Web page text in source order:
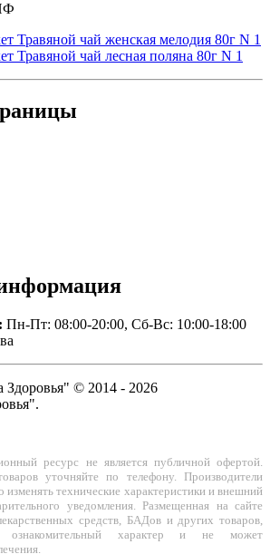
Травяной чай женская мелодия 80г N 1
Травяной чай лесная поляна 80г N 1
Пн-Пт: 08:00-20:00, Сб-Вс: 10:00-18:00
Здоровья" © 2014 - 2026
ресурс не является публичной офертой.
уточняйте по телефону. Производители
изменять технические характеристики и внешний
уведомления. Размещенная на сайте
средств, БАДов и других товаров,
ознакомительный характер и не может